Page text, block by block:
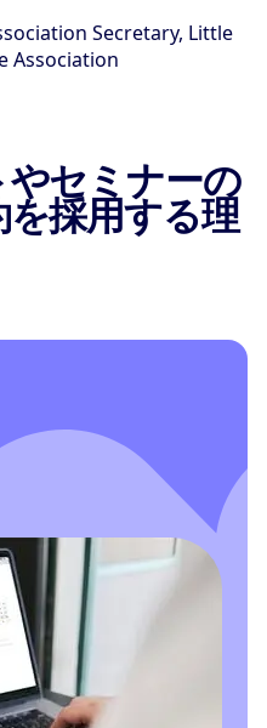
Secretary, Little
Association
セミナーの
採用する理